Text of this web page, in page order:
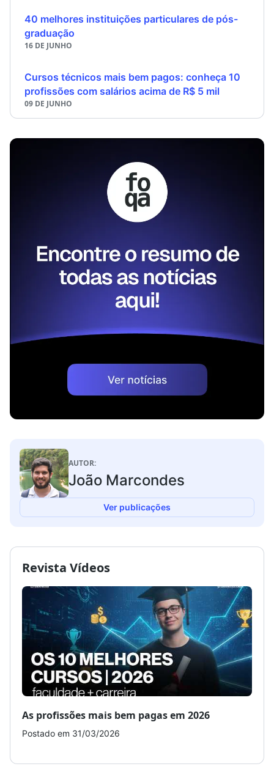
40 melhores instituições particulares de pós-
graduação
16 DE JUNHO
Cursos técnicos mais bem pagos: conheça 10
profissões com salários acima de R$ 5 mil
09 DE JUNHO
AUTOR:
João Marcondes
Ver publicações
Revista Vídeos
As profissões mais bem pagas em 2026
Postado em 31/03/2026